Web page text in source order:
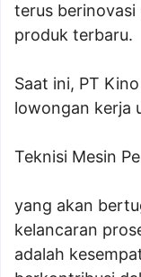
terus
produk terbaru.
Saat ini, PT
lowongan kerja
Teknisi Mesin
yang akan
kelancaran
adalah